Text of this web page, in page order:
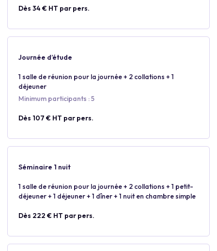
Dès 34 € HT par pers.
Journée d’étude
1 salle de réunion pour la journée + 2 collations + 1
déjeuner
Minimum participants : 5
Dès 107 € HT par pers.
Séminaire 1 nuit
1 salle de réunion pour la journée + 2 collations + 1 petit-
déjeuner + 1 déjeuner + 1 dîner + 1 nuit en chambre simple
Dès 222 € HT par pers.